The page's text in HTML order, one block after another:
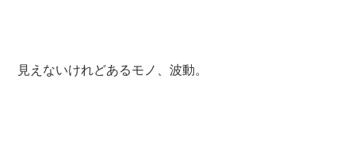
見えないけれどあるモノ、波動。